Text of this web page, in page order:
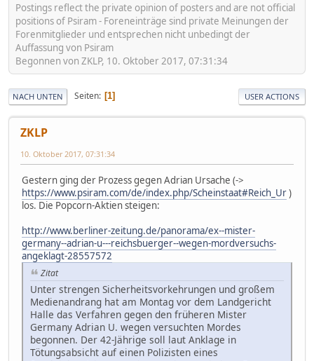
Postings reflect the private opinion of posters and are not official
positions of Psiram - Foreneinträge sind private Meinungen der
Forenmitglieder und entsprechen nicht unbedingt der
Auffassung von Psiram
Begonnen von ZKLP, 10. Oktober 2017, 07:31:34
NACH UNTEN Seiten 1 USER ACTIONS
ZKLP
10. Oktober 2017, 07:31:34
Gestern ging der Prozess gegen Adrian Ursache (->
https://www.psiram.com/de/index.php/Scheinstaat#Reich_Ur)
los. Die Popcorn-Aktien steigen:
http://www.berliner-zeitung.de/panorama/ex--mister-
germany--adrian-u---reichsbuerger--wegen-mordversuchs-
angeklagt-28557572
Zitat
Unter strengen Sicherheitsvorkehrungen und großem
Medienandrang hat am Montag vor dem Landgericht
Halle das Verfahren gegen den früheren Mister
Germany Adrian U. wegen versuchten Mordes
begonnen. Der 42-Jährige soll laut Anklage in
Tötungsabsicht auf einen Polizisten eines